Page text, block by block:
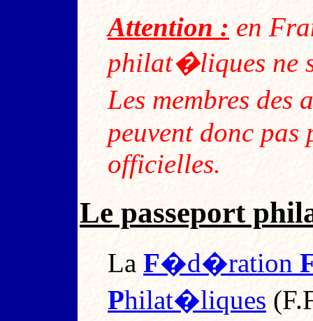
Attention : en
philat�liques
Les membres
peuvent donc
officielles.
Le passeport
La F�d�ration
Philat�liques